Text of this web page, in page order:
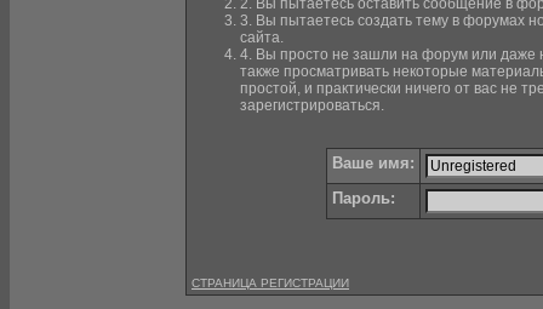
2. Вы пытаетесь оставить сообщение в
3. Вы пытаетесь создать тему в форумах
сайта.
4. Вы просто не зашли на форум или даже
также просматривать некоторые
простой, и практически ничего от вас не
зарегистрироваться.
Ваше имя:
Пароль:
СТРАНИЦА РЕГИСТРАЦИИ